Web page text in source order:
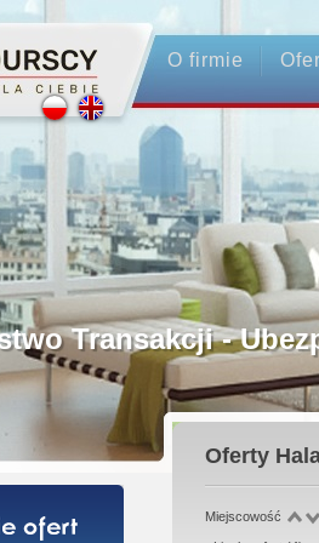
O firmie
Transakcji -
Pośrednicy
Zadatku
Oferty
Miejscowość